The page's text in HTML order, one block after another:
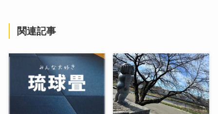
関連記事